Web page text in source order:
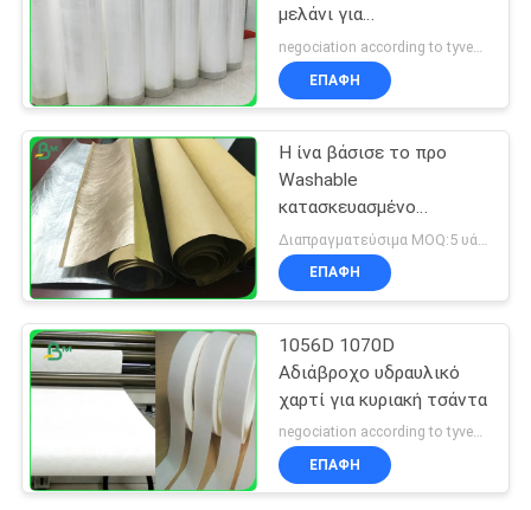
μελάνι για
επιτραπέζιους
υπολογιστές
ΕΠΑΦΉ
Η ίνα βάσισε το προ
Washable
κατασκευασμένο
έγγραφο της Kraft για
τις εγκαταστάσεις
αυξάνεται το έγγραφο
ΕΠΑΦΉ
1056D 1070D
Αδιάβροχο υδραυλικό
χαρτί για κυριακή τσάντα
negociation according to tyvek paper customized size and quantity MOQ:100 τετραγωνικό μέτρο
ΕΠΑΦΉ